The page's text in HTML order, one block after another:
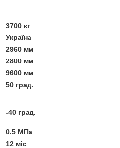
3700 кг
Україна
2960 мм
2800 мм
9600 мм
50 град.
-40 град.
0.5 МПа
12 міс